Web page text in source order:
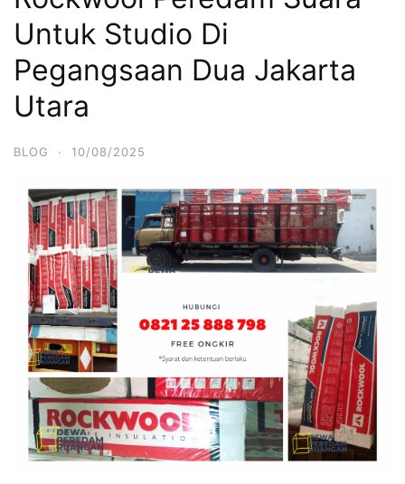
Untuk Studio Di
Pegangsaan Dua Jakarta
Utara
BLOG · 10/08/2025